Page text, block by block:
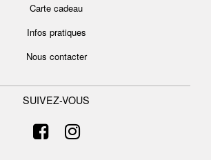
Carte cadeau
Infos pratiques
Nous contacter
SUIVEZ-VOUS